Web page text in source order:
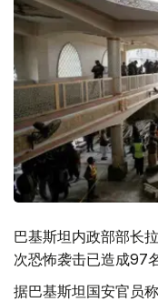
巴基斯坦内政部部长
次恐怖袭击已造成97
据巴基斯坦国安官员